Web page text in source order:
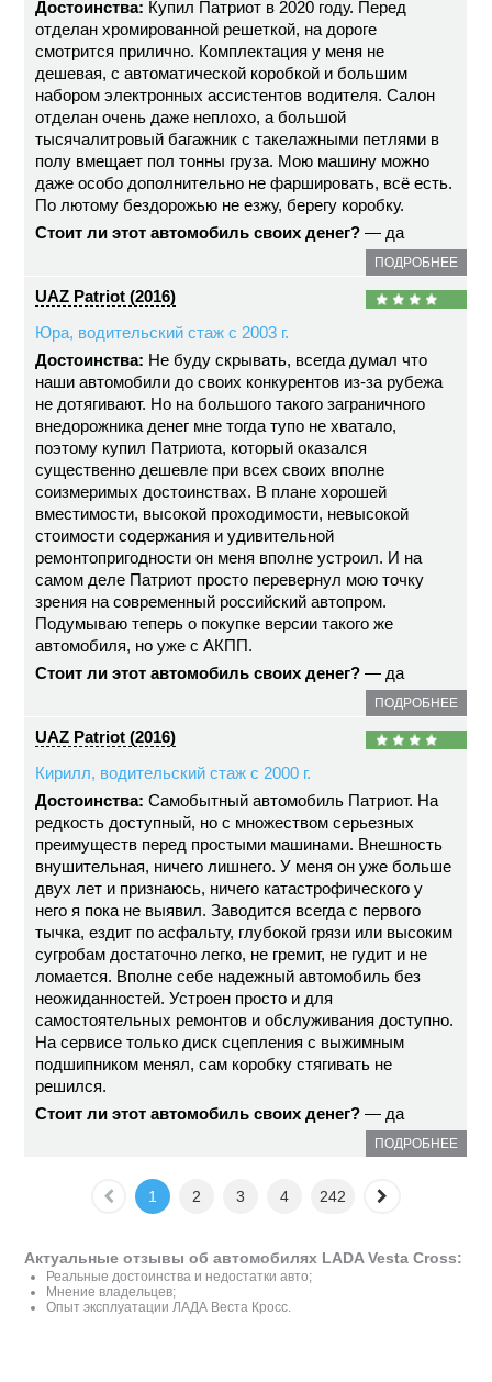
Достоинства: Купил Патриот в 2020 году. Перед
отделан хромированной решеткой, на дороге
смотрится прилично. Комплектация у меня не
дешевая, с автоматической коробкой и большим
набором электронных ассистентов водителя. Салон
отделан очень даже неплохо, а большой
тысячалитровый багажник с такелажными петлями в
полу вмещает пол тонны груза. Мою машину можно
даже особо дополнительно не фаршировать, всё есть.
По лютому бездорожью не езжу, берегу коробку.
Стоит ли этот автомобиль своих денег? — да
ПОДРОБНЕЕ
UAZ Patriot (2016)
Юра, водительский стаж с 2003 г.
Достоинства: Не буду скрывать, всегда думал что
наши автомобили до своих конкурентов из-за рубежа
не дотягивают. Но на большого такого заграничного
внедорожника денег мне тогда тупо не хватало,
поэтому купил Патриота, который оказался
существенно дешевле при всех своих вполне
соизмеримых достоинствах. В плане хорошей
вместимости, высокой проходимости, невысокой
стоимости содержания и удивительной
ремонтопригодности он меня вполне устроил. И на
самом деле Патриот просто перевернул мою точку
зрения на современный российский автопром.
Подумываю теперь о покупке версии такого же
автомобиля, но уже с АКПП.
Стоит ли этот автомобиль своих денег? — да
ПОДРОБНЕЕ
UAZ Patriot (2016)
Кирилл, водительский стаж с 2000 г.
Достоинства: Самобытный автомобиль Патриот. На
редкость доступный, но с множеством серьезных
преимуществ перед простыми машинами. Внешность
внушительная, ничего лишнего. У меня он уже больше
двух лет и признаюсь, ничего катастрофического у
него я пока не выявил. Заводится всегда с первого
тычка, ездит по асфальту, глубокой грязи или высоким
сугробам достаточно легко, не гремит, не гудит и не
ломается. Вполне себе надежный автомобиль без
неожиданностей. Устроен просто и для
самостоятельных ремонтов и обслуживания доступно.
На сервисе только диск сцепления с выжимным
подшипником менял, сам коробку стягивать не
решился.
Стоит ли этот автомобиль своих денег? — да
ПОДРОБНЕЕ
1 2 3 4 242
Актуальные отзывы об автомобилях LADA Vesta Cross:
Реальные достоинства и недостатки авто;
Мнение владельцев;
Опыт эксплуатации ЛАДА Веста Кросс.